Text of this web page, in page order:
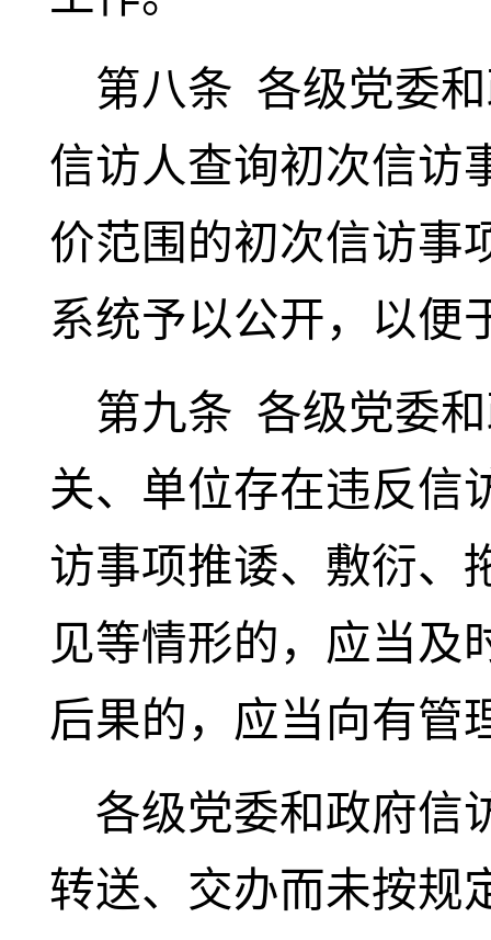
第八条 各级党委
信访人查询初次信访
价范围的初次信访事
系统予以公开，以便
第九条 各级党委
关、单位存在违反信
访事项推诿、敷衍、
见等情形的，应当及
后果的，应当向有管
各级党委和政府信
转送、交办而未按规